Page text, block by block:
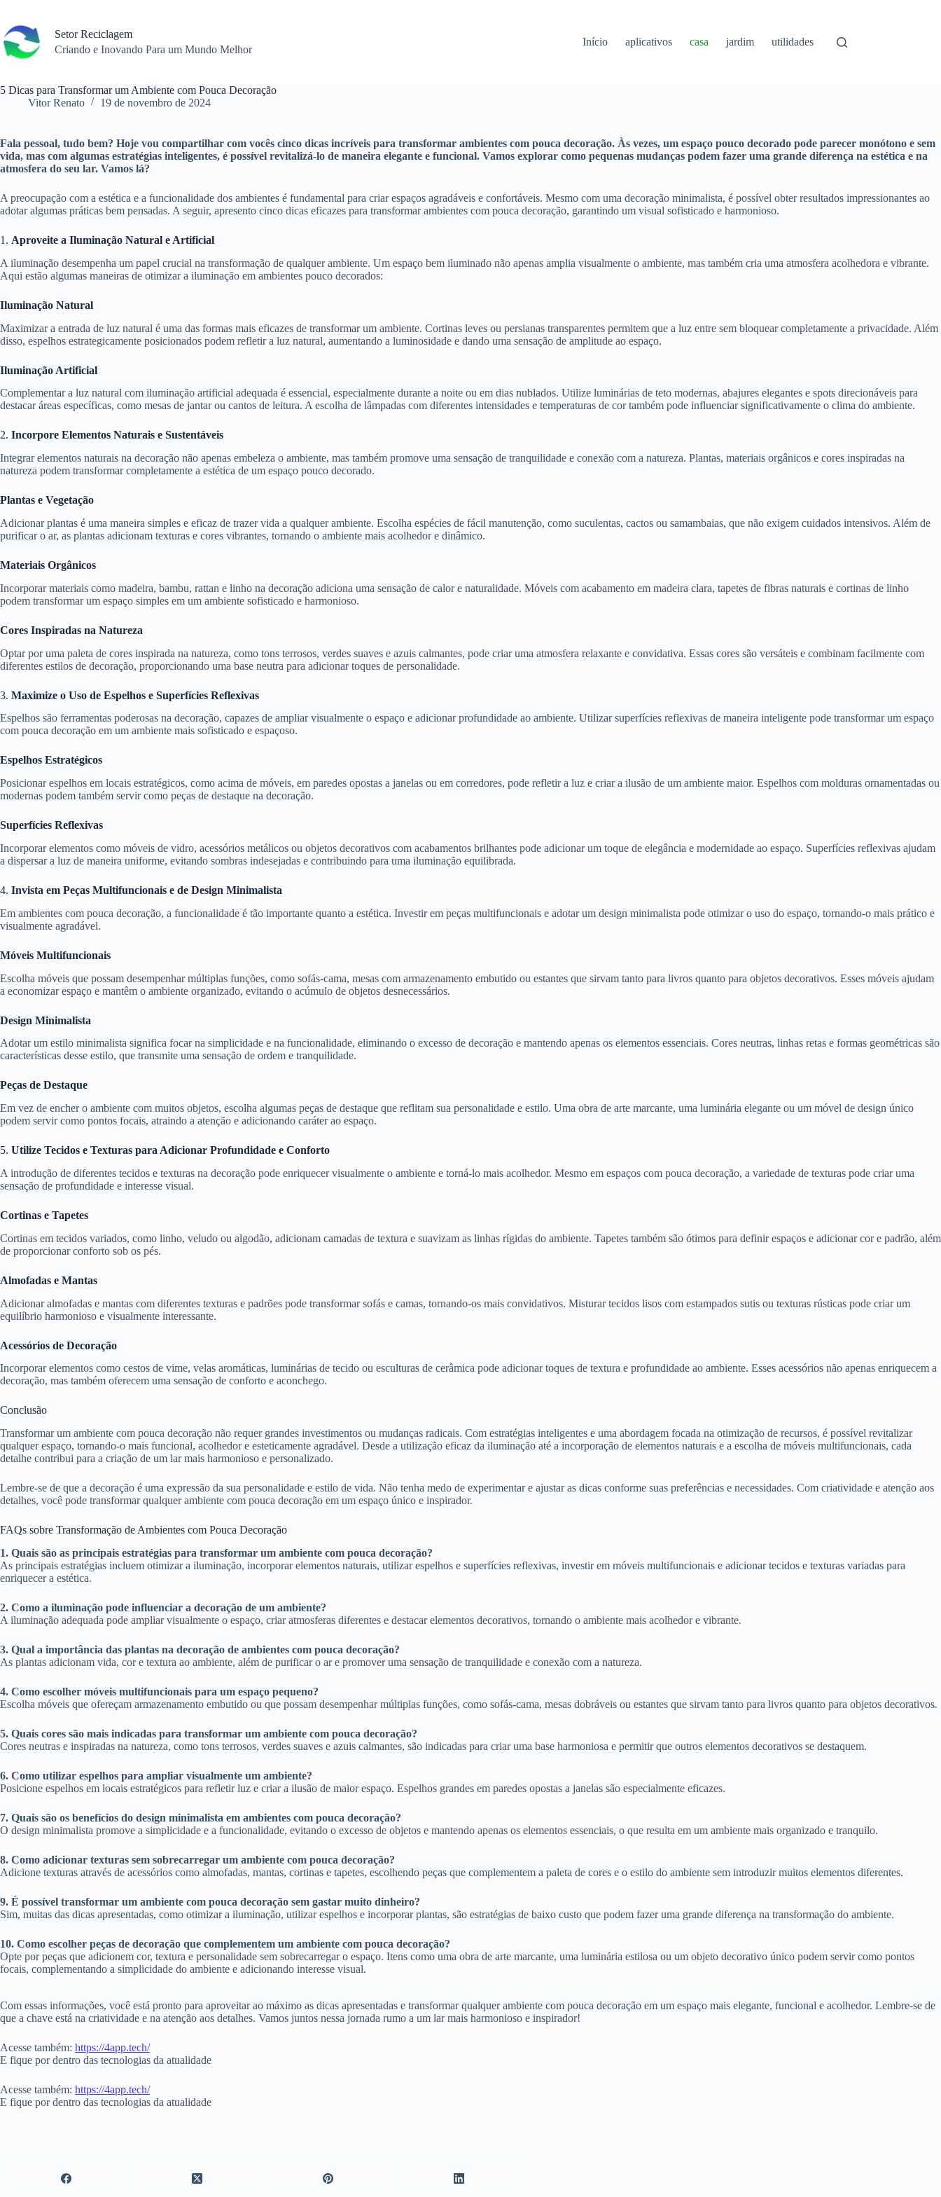
conteúdo
Setor Reciclagem
Criando e Inovando Para um Mundo Melhor
Início aplicativos casa jardim utilidades
5 Dicas para Transformar um Ambiente com Pouca Decoração
Vitor Renato
19 de novembro de 2024
Fala pessoal, tudo bem? Hoje vou compartilhar com vocês cinco dicas incríveis para transformar ambientes com pouca decoração. Às vezes, um espaço pouco decorado pode parecer monótono e sem
vida, mas com algumas estratégias inteligentes, é possível revitalizá-lo de maneira elegante e funcional. Vamos explorar como pequenas mudanças podem fazer uma grande diferença na estética e na
atmosfera do seu lar. Vamos lá?
A preocupação com a estética e a funcionalidade dos ambientes é fundamental para criar espaços agradáveis e confortáveis. Mesmo com uma decoração minimalista, é possível obter resultados impressionantes ao
adotar algumas práticas bem pensadas. A seguir, apresento cinco dicas eficazes para transformar ambientes com pouca decoração, garantindo um visual sofisticado e harmonioso.
1. Aproveite a Iluminação Natural e Artificial
A iluminação desempenha um papel crucial na transformação de qualquer ambiente. Um espaço bem iluminado não apenas amplia visualmente o ambiente, mas também cria uma atmosfera acolhedora e vibrante.
Aqui estão algumas maneiras de otimizar a iluminação em ambientes pouco decorados:
Iluminação Natural
Maximizar a entrada de luz natural é uma das formas mais eficazes de transformar um ambiente. Cortinas leves ou persianas transparentes permitem que a luz entre sem bloquear completamente a privacidade. Além
disso, espelhos estrategicamente posicionados podem refletir a luz natural, aumentando a luminosidade e dando uma sensação de amplitude ao espaço.
Iluminação Artificial
Complementar a luz natural com iluminação artificial adequada é essencial, especialmente durante a noite ou em dias nublados. Utilize luminárias de teto modernas, abajures elegantes e spots direcionáveis para
destacar áreas específicas, como mesas de jantar ou cantos de leitura. A escolha de lâmpadas com diferentes intensidades e temperaturas de cor também pode influenciar significativamente o clima do ambiente.
2. Incorpore Elementos Naturais e Sustentáveis
Integrar elementos naturais na decoração não apenas embeleza o ambiente, mas também promove uma sensação de tranquilidade e conexão com a natureza. Plantas, materiais orgânicos e cores inspiradas na
natureza podem transformar completamente a estética de um espaço pouco decorado.
Plantas e Vegetação
Adicionar plantas é uma maneira simples e eficaz de trazer vida a qualquer ambiente. Escolha espécies de fácil manutenção, como suculentas, cactos ou samambaias, que não exigem cuidados intensivos. Além de
purificar o ar, as plantas adicionam texturas e cores vibrantes, tornando o ambiente mais acolhedor e dinâmico.
Materiais Orgânicos
Incorporar materiais como madeira, bambu, rattan e linho na decoração adiciona uma sensação de calor e naturalidade. Móveis com acabamento em madeira clara, tapetes de fibras naturais e cortinas de linho
podem transformar um espaço simples em um ambiente sofisticado e harmonioso.
Cores Inspiradas na Natureza
Optar por uma paleta de cores inspirada na natureza, como tons terrosos, verdes suaves e azuis calmantes, pode criar uma atmosfera relaxante e convidativa. Essas cores são versáteis e combinam facilmente com
diferentes estilos de decoração, proporcionando uma base neutra para adicionar toques de personalidade.
3. Maximize o Uso de Espelhos e Superfícies Reflexivas
Espelhos são ferramentas poderosas na decoração, capazes de ampliar visualmente o espaço e adicionar profundidade ao ambiente. Utilizar superfícies reflexivas de maneira inteligente pode transformar um espaço
com pouca decoração em um ambiente mais sofisticado e espaçoso.
Espelhos Estratégicos
Posicionar espelhos em locais estratégicos, como acima de móveis, em paredes opostas a janelas ou em corredores, pode refletir a luz e criar a ilusão de um ambiente maior. Espelhos com molduras ornamentadas ou
modernas podem também servir como peças de destaque na decoração.
Superfícies Reflexivas
Incorporar elementos como móveis de vidro, acessórios metálicos ou objetos decorativos com acabamentos brilhantes pode adicionar um toque de elegância e modernidade ao espaço. Superfícies reflexivas ajudam
a dispersar a luz de maneira uniforme, evitando sombras indesejadas e contribuindo para uma iluminação equilibrada.
4. Invista em Peças Multifuncionais e de Design Minimalista
Em ambientes com pouca decoração, a funcionalidade é tão importante quanto a estética. Investir em peças multifuncionais e adotar um design minimalista pode otimizar o uso do espaço, tornando-o mais prático e
visualmente agradável.
Móveis Multifuncionais
Escolha móveis que possam desempenhar múltiplas funções, como sofás-cama, mesas com armazenamento embutido ou estantes que sirvam tanto para livros quanto para objetos decorativos. Esses móveis ajudam
a economizar espaço e mantêm o ambiente organizado, evitando o acúmulo de objetos desnecessários.
Design Minimalista
Adotar um estilo minimalista significa focar na simplicidade e na funcionalidade, eliminando o excesso de decoração e mantendo apenas os elementos essenciais. Cores neutras, linhas retas e formas geométricas são
características desse estilo, que transmite uma sensação de ordem e tranquilidade.
Peças de Destaque
Em vez de encher o ambiente com muitos objetos, escolha algumas peças de destaque que reflitam sua personalidade e estilo. Uma obra de arte marcante, uma luminária elegante ou um móvel de design único
podem servir como pontos focais, atraindo a atenção e adicionando caráter ao espaço.
5. Utilize Tecidos e Texturas para Adicionar Profundidade e Conforto
A introdução de diferentes tecidos e texturas na decoração pode enriquecer visualmente o ambiente e torná-lo mais acolhedor. Mesmo em espaços com pouca decoração, a variedade de texturas pode criar uma
sensação de profundidade e interesse visual.
Cortinas e Tapetes
Cortinas em tecidos variados, como linho, veludo ou algodão, adicionam camadas de textura e suavizam as linhas rígidas do ambiente. Tapetes também são ótimos para definir espaços e adicionar cor e padrão, além
de proporcionar conforto sob os pés.
Almofadas e Mantas
Adicionar almofadas e mantas com diferentes texturas e padrões pode transformar sofás e camas, tornando-os mais convidativos. Misturar tecidos lisos com estampados sutis ou texturas rústicas pode criar um
equilíbrio harmonioso e visualmente interessante.
Acessórios de Decoração
Incorporar elementos como cestos de vime, velas aromáticas, luminárias de tecido ou esculturas de cerâmica pode adicionar toques de textura e profundidade ao ambiente. Esses acessórios não apenas enriquecem a
decoração, mas também oferecem uma sensação de conforto e aconchego.
Conclusão
Transformar um ambiente com pouca decoração não requer grandes investimentos ou mudanças radicais. Com estratégias inteligentes e uma abordagem focada na otimização de recursos, é possível revitalizar
qualquer espaço, tornando-o mais funcional, acolhedor e esteticamente agradável. Desde a utilização eficaz da iluminação até a incorporação de elementos naturais e a escolha de móveis multifuncionais, cada
detalhe contribui para a criação de um lar mais harmonioso e personalizado.
Lembre-se de que a decoração é uma expressão da sua personalidade e estilo de vida. Não tenha medo de experimentar e ajustar as dicas conforme suas preferências e necessidades. Com criatividade e atenção aos
detalhes, você pode transformar qualquer ambiente com pouca decoração em um espaço único e inspirador.
FAQs sobre Transformação de Ambientes com Pouca Decoração
1. Quais são as principais estratégias para transformar um ambiente com pouca decoração?
As principais estratégias incluem otimizar a iluminação, incorporar elementos naturais, utilizar espelhos e superfícies reflexivas, investir em móveis multifuncionais e adicionar tecidos e texturas variadas para
enriquecer a estética.
2. Como a iluminação pode influenciar a decoração de um ambiente?
A iluminação adequada pode ampliar visualmente o espaço, criar atmosferas diferentes e destacar elementos decorativos, tornando o ambiente mais acolhedor e vibrante.
3. Qual a importância das plantas na decoração de ambientes com pouca decoração?
As plantas adicionam vida, cor e textura ao ambiente, além de purificar o ar e promover uma sensação de tranquilidade e conexão com a natureza.
4. Como escolher móveis multifuncionais para um espaço pequeno?
Escolha móveis que ofereçam armazenamento embutido ou que possam desempenhar múltiplas funções, como sofás-cama, mesas dobráveis ou estantes que sirvam tanto para livros quanto para objetos decorativos.
5. Quais cores são mais indicadas para transformar um ambiente com pouca decoração?
Cores neutras e inspiradas na natureza, como tons terrosos, verdes suaves e azuis calmantes, são indicadas para criar uma base harmoniosa e permitir que outros elementos decorativos se destaquem.
6. Como utilizar espelhos para ampliar visualmente um ambiente?
Posicione espelhos em locais estratégicos para refletir luz e criar a ilusão de maior espaço. Espelhos grandes em paredes opostas a janelas são especialmente eficazes.
7. Quais são os benefícios do design minimalista em ambientes com pouca decoração?
O design minimalista promove a simplicidade e a funcionalidade, evitando o excesso de objetos e mantendo apenas os elementos essenciais, o que resulta em um ambiente mais organizado e tranquilo.
8. Como adicionar texturas sem sobrecarregar um ambiente com pouca decoração?
Adicione texturas através de acessórios como almofadas, mantas, cortinas e tapetes, escolhendo peças que complementem a paleta de cores e o estilo do ambiente sem introduzir muitos elementos diferentes.
9. É possível transformar um ambiente com pouca decoração sem gastar muito dinheiro?
Sim, muitas das dicas apresentadas, como otimizar a iluminação, utilizar espelhos e incorporar plantas, são estratégias de baixo custo que podem fazer uma grande diferença na transformação do ambiente.
10. Como escolher peças de decoração que complementem um ambiente com pouca decoração?
Opte por peças que adicionem cor, textura e personalidade sem sobrecarregar o espaço. Itens como uma obra de arte marcante, uma luminária estilosa ou um objeto decorativo único podem servir como pontos
focais, complementando a simplicidade do ambiente e adicionando interesse visual.
Com essas informações, você está pronto para aproveitar ao máximo as dicas apresentadas e transformar qualquer ambiente com pouca decoração em um espaço mais elegante, funcional e acolhedor. Lembre-se de
que a chave está na criatividade e na atenção aos detalhes. Vamos juntos nessa jornada rumo a um lar mais harmonioso e inspirador!
Acesse também: https://4app.tech/
E fique por dentro das tecnologias da atualidade
Acesse também: https://4app.tech/
E fique por dentro das tecnologias da atualidade